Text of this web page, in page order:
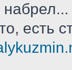
есть